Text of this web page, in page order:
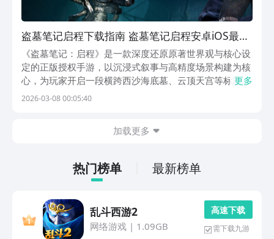
盗墓笔记启程下载指南 盗墓笔记启程安卓iOS最新
版本下载渠道分享
《盗墓笔记：启程》是一款深度还原原著世界观与核心设
定的正版授权手游，以沉浸式叙事与高精度场景构建为核
心，为玩家开启一段横跨西沙海底墓、云顶天宫等标志性
遗址的考古探险之旅。游戏并非简单复刻IP元素，而是通
更多
2026-03-08 00:05:40
加载更多
热门榜单 最新榜单
乱斗西游2
网络游戏| 1.09GB
高 速 下 载
需下载九游